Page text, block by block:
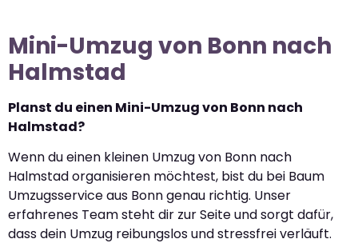
Mini-Umzug von Bonn nach
Halmstad
Planst du einen Mini-Umzug von Bonn nach
Halmstad?
Wenn du einen kleinen Umzug von Bonn nach
Halmstad organisieren möchtest, bist du bei Baum
Umzugsservice aus Bonn genau richtig. Unser
erfahrenes Team steht dir zur Seite und sorgt dafür,
dass dein Umzug reibungslos und stressfrei verläuft.